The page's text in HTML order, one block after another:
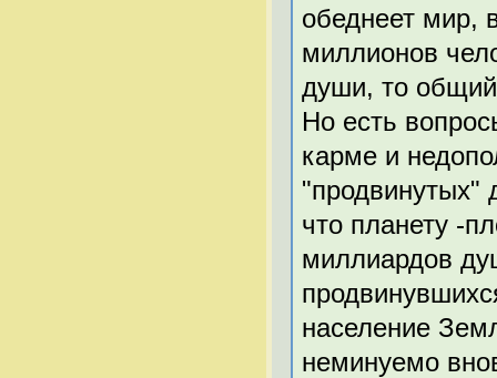
обеднеет мир,
миллионов
души, то общий
Но есть
карме и
"продвинутых"
что планету -
миллиардов
население
неминуемо